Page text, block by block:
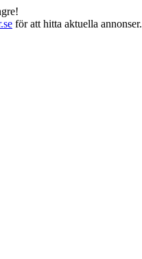
för att hitta aktuella annonser.